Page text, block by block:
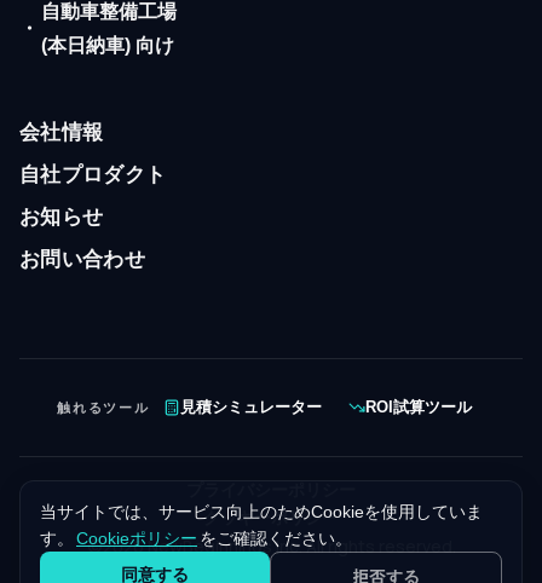
・
自動車整備工場
(本日納車) 向け
会社情報
自社プロダクト
お知らせ
お問い合わせ
触れるツール 見積シミュレーター ROI試算ツール
クッキーポリシー
©2026NewBeginnings Inc. All rights reserved.
当サイトでは、サービス向上のためCookieを使用していま
す。
Cookieポリシー をご確認ください。
同意する
拒否する